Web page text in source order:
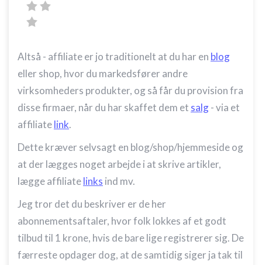
Altså - affiliate er jo traditionelt at du har en blog
eller shop, hvor du markedsfører andre
virksomheders produkter, og så får du provision fra
disse firmaer, når du har skaffet dem et salg- via et
affiliatelink.
Dette kræver selvsagt en blog/shop/hjemmeside og
at der lægges noget arbejde i at skrive artikler,
lægge affiliatelinks ind mv.
Jeg tror det du beskriver er de her
abonnementsaftaler, hvor folk lokkes af et godt
tilbud til 1 krone, hvis de bare lige registrerer sig. De
færreste opdager dog, at de samtidig siger ja tak til